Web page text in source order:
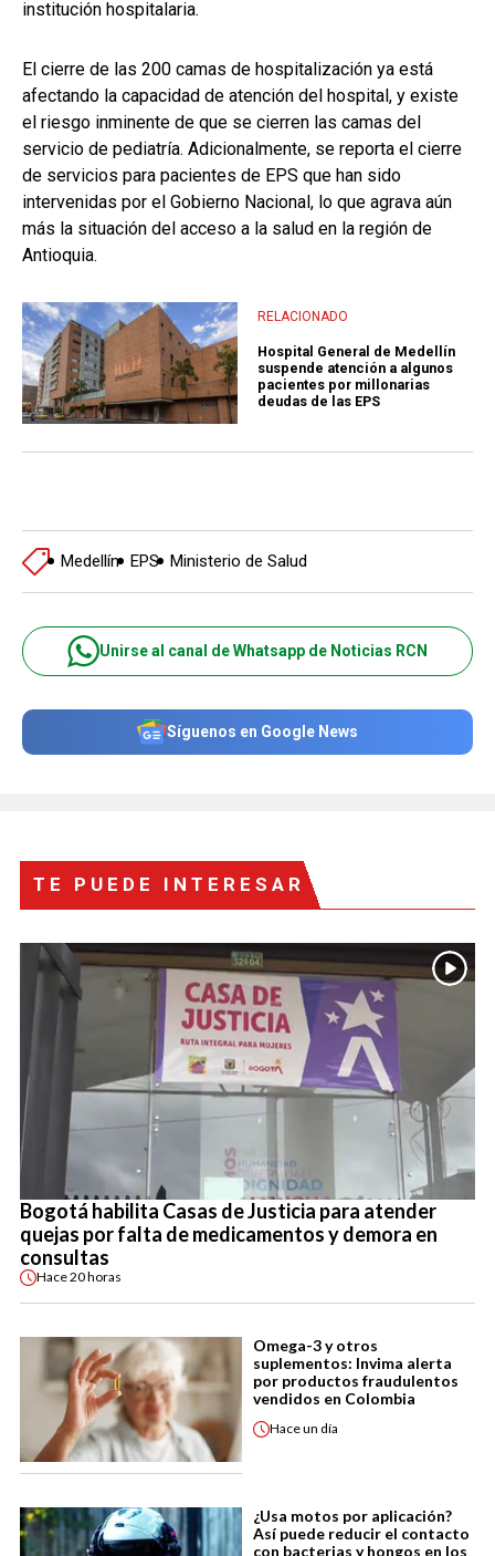
institución hospitalaria.
El cierre de las 200 camas de hospitalización ya está
afectando la capacidad de atención del hospital, y existe
el riesgo inminente de que se cierren las camas del
servicio de pediatría. Adicionalmente, se reporta el cierre
de servicios para pacientes de EPS que han sido
intervenidas por el Gobierno Nacional, lo que agrava aún
más la situación del acceso a la salud en la región de
Antioquia.
RELACIONADO
Hospital General de Medellín
suspende atención a algunos
pacientes por millonarias
deudas de las EPS
Medellín EPS Ministerio de Salud
Unirse al canal de Whatsapp de Noticias RCN
Síguenos en Google News
TE PUEDE INTERESAR
Bogotá habilita Casas de Justicia para atender
quejas por falta de medicamentos y demora en
consultas
Hace20 horas
Omega-3 y otros
suplementos: Invima alerta
por productos fraudulentos
vendidos en Colombia
Haceun día
¿Usa motos por aplicación?
Así puede reducir el contacto
con bacterias y hongos en los